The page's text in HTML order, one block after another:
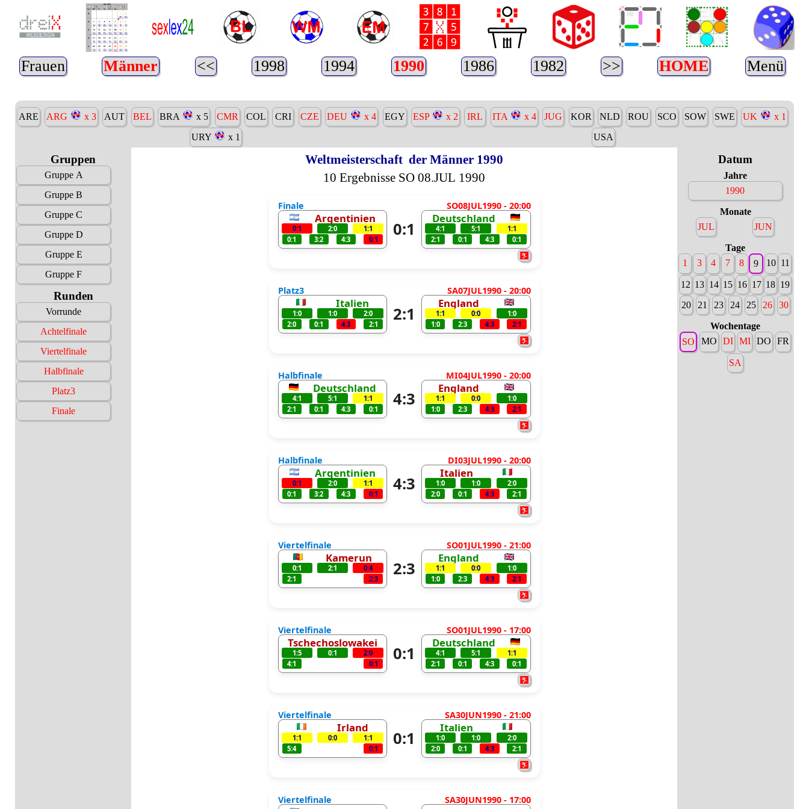
Frauen Männer << 1998 1994 1990 1986 1982 >> HOME Menü
ARE ARG x 3 AUT BEL BRA x 5 CMR COL CRI CZE DEU x 4 EGY ESP x 2 IRL ITA x 4 JUG KOR NLD ROU SCO SOW SWE UK
x 1
URY
x 1 USA
Gruppen
Gruppe A
Gruppe B
Gruppe C
Gruppe D
Gruppe E
Gruppe F
Runden
Vorrunde
Achtelfinale
Viertelfinale
Halbfinale
Platz3
Finale
Weltmeisterschaft der Männer 1990
10 Ergebnisse SO 08.JUL 1990
Finale SO08JUL1990 - 20:00
Argentinien
0:1 2:0
1:1
0:1
3:2 4:3 0:1 0:1
Deutschland
4:1 5:1
1:1
2:1
0:1 4:3 0:1
Platz3 SA07JUL1990 - 20:00
Italien
1:0 1:0
2:0
2:0
0:1 4:3 2:1 2:1
England
1:1 0:0
1:0
1:0
2:3 4:3 2:1
Halbfinale MI04JUL1990 - 20:00
Deutschland
4:1 5:1
1:1
2:1
0:1 4:3 0:1 4:3
England
1:1 0:0
1:0
1:0
2:3 4:3 2:1
Halbfinale DI03JUL1990 - 20:00
Argentinien
0:1 2:0
1:1
0:1
3:2 4:3 0:1 4:3
Italien
1:0 1:0
2:0
2:0
0:1 4:3 2:1
Viertelfinale SO01JUL1990 - 21:00
Kamerun
0:1 2:1
0:4
2:1
2:3 2:3
England
1:1 0:0
1:0
1:0
2:3 4:3 2:1
Viertelfinale SO01JUL1990 - 17:00
Tschechoslowakei
1:5 0:1
2:0
4:1
0:1 0:1
Deutschland
4:1 5:1
1:1
2:1
0:1 4:3 0:1
Viertelfinale SA30JUN1990 - 21:00
Irland
1:1 0:0
1:1
5:4
0:1 0:1
Italien
1:0 1:0
2:0
2:0
0:1 4:3 2:1
Viertelfinale SA30JUN1990 - 17:00
Datum
Jahre
1990
Monate
JUL
JUN
Tage
1
3 4 7 8 9 10 11
12 13 14 15 16 17 18 19
20
21 23 24 25 26 30
Wochentage
SO
MO DI MI DO FR
SA